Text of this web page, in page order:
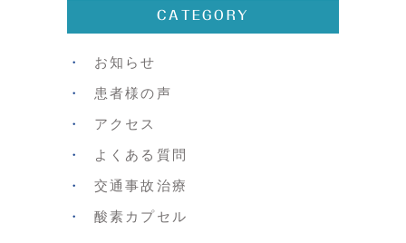
CATEGORY
お知らせ
患者様の声
アクセス
よくある質問
交通事故治療
酸素カプセル